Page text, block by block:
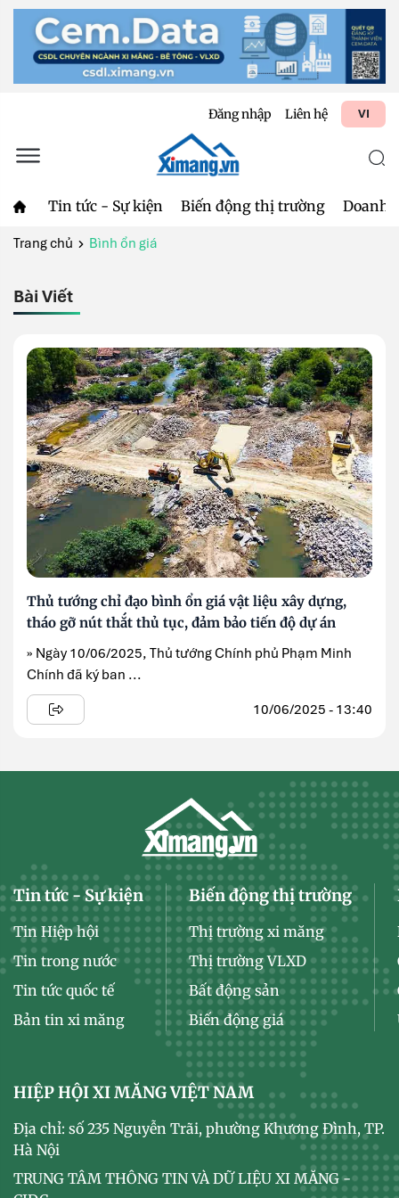
Đăng nhập Liên hệ VI
Tin tức - Sự kiện Biến động thị trường Doanh
Trang chủ Bình ổn giá
Bài Viết
Thủ tướng chỉ đạo bình ổn giá vật liệu xây dựng,
tháo gỡ nút thắt thủ tục, đảm bảo tiến độ dự án
» Ngày 10/06/2025, Thủ tướng Chính phủ Phạm Minh
Chính đã ký ban ...
10/06/2025 - 13:40
Tin tức - Sự kiện
Tin Hiệp hội
Tin trong nước
Tin tức quốc tế
Bản tin xi măng
Biến động thị trường
Thị trường xi măng
Thị trường VLXD
Bất động sản
Biến động giá
HIỆP HỘI XI MĂNG VIỆT NAM
Địa chỉ: số 235 Nguyễn Trãi, phường Khương Đình, TP.
Hà Nội
TRUNG TÂM THÔNG TIN VÀ DỮ LIỆU XI MĂNG -